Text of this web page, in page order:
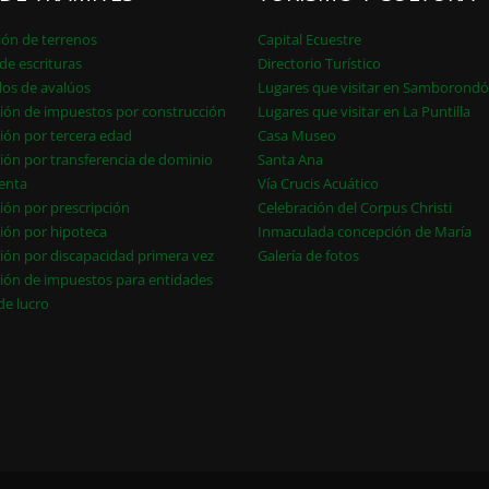
de terrenos
escrituras
de avalúos
de impuestos por construcción
por tercera edad
por transferencia de dominio
por prescripción
por hipoteca
por discapacidad primera vez
de impuestos para entidades
lucro
Capital Ecuestre
Directorio Turístico
Lugares que visitar en
Lugares que visitar en La Puntilla
Casa Museo
Santa Ana
Vía Crucis Acuático
Celebración del Corpus Christi
Inmaculada concepción de María
Galería de fotos